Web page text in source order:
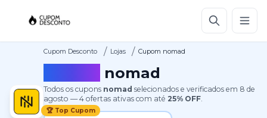
Cupom Desconto / Lojas / Cupom nomad
nomad
Todos os cupons nomad selecionados e verificados em 8 de
agosto —4 ofertas ativas com até 25% OFF.
🏆 Top Cupom